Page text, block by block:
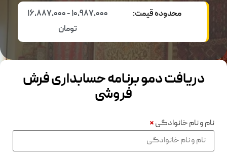
محدوده قیمت:
10,987,000 - 16,887,000
تومان
دریافت دمو برنامه حسابداری فرش
فروشی
نام و نام خانوادگی*